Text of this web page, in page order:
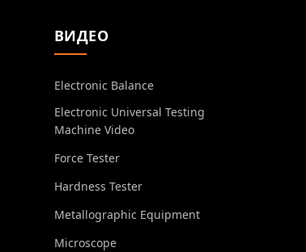
ВИДЕО
Electronic Balance
Electronic Universal Testing
Machine Video
Force Tester
Hardness Tester
Metallographic Equipment
Microscope